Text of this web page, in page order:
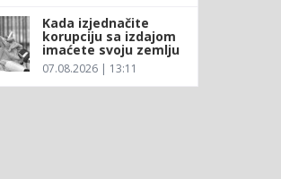
Kada izjednačite
korupciju sa izdajom
imaćete svoju zemlju
07.08.2026 | 13:11